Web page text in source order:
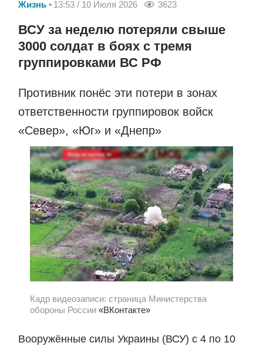
Жизнь 13:53 / 10 Июля 2026 3623
ВСУ за неделю потеряли свыше
3000 солдат в боях с тремя
группировками ВС РФ
Противник понёс эти потери в зонах
ответственности группировок войск
«Север», «Юг» и «Днепр»
Кадр видеозаписи: страница Министерства
обороны России «ВКонтакте»
Вооружённые силы Украины (ВСУ) с 4 по 10